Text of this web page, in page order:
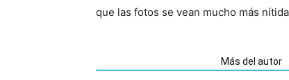
que las fotos se vean mucho más
Más del autor